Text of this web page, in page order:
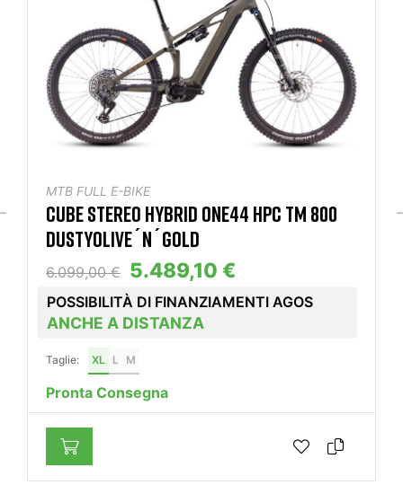
MTB FULL E-BIKE
CUBE STEREO HYBRID ONE44 HPC TM 800
DUSTYOLIVE´N´GOLD
6.099,00 € 5.489,10 €
POSSIBILITÀ DI FINANZIAMENTI AGOS
ANCHE A DISTANZA
Taglie: XL L M
Pronta Consegna